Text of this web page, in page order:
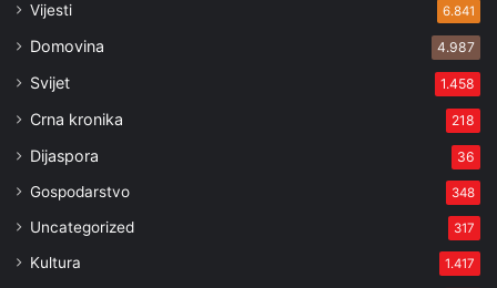
Vijesti 6.841
Domovina 4.987
Svijet 1.458
Crna kronika 218
Dijaspora 36
Gospodarstvo 348
Uncategorized 317
Kultura 1.417